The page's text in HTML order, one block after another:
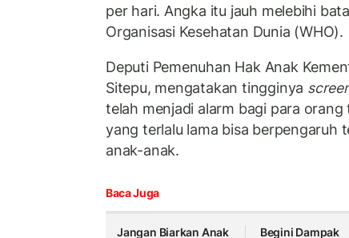
per hari. Angka itu jauh melebihi
Organisasi Kesehatan Dunia (WHO).
Deputi Pemenuhan Hak Anak
Sitepu, mengatakan tingginya
telah menjadi alarm bagi para orang
yang terlalu lama bisa berpengaruh
anak-anak.
Baca Juga
Jangan Biarkan Anak
Begini Dampak